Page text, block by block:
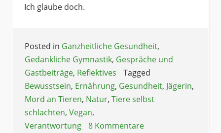
Ich glaube doch.
Posted in Ganzheitliche Gesundheit,
Gedankliche Gymnastik, Gespräche und
Gastbeiträge, Reflektives
Tagged
Bewusstsein, Ernährung, Gesundheit, Jägerin,
Mord an Tieren, Natur, Tiere selbst
schlachten, Vegan,
Verantwortung
8 Kommentare